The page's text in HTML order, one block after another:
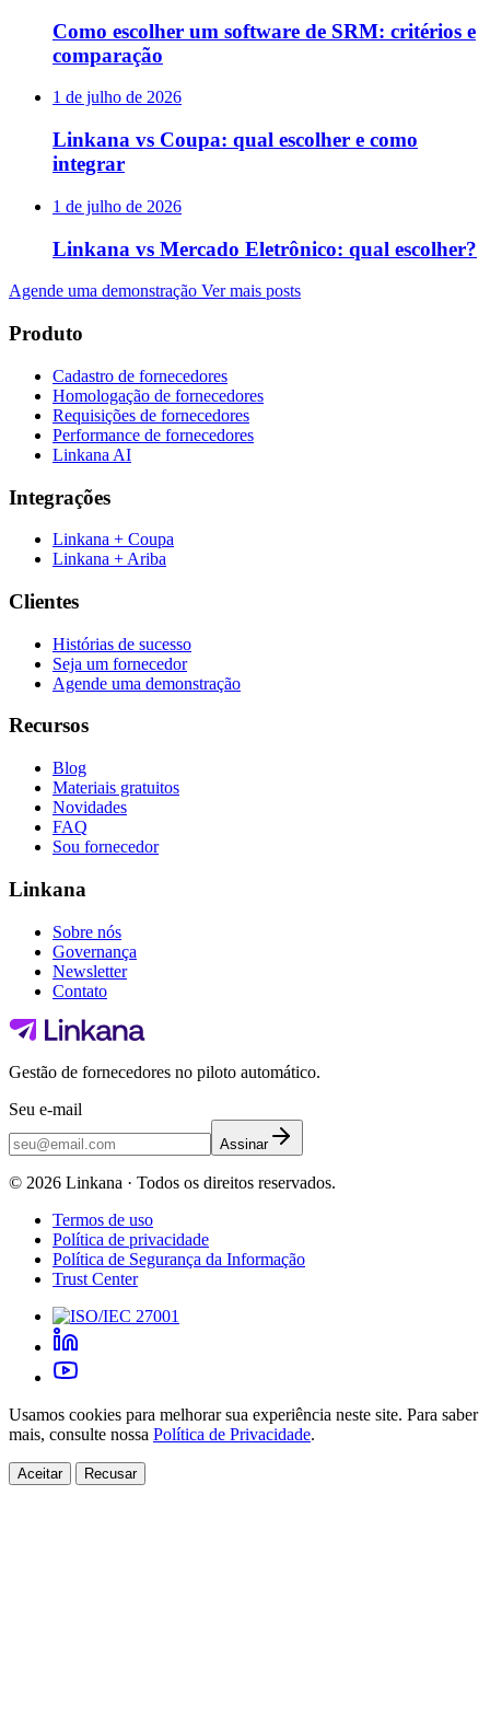
Como escolher um software de SRM: critérios e
comparação
1 de julho de 2026
Linkana vs Coupa: qual escolher e como
integrar
1 de julho de 2026
Linkana vs Mercado Eletrônico: qual escolher?
Agende uma demonstração Ver mais posts
Produto
Cadastro de fornecedores
Homologação de fornecedores
Requisições de fornecedores
Performance de fornecedores
Linkana AI
Integrações
Linkana + Coupa
Linkana + Ariba
Clientes
Histórias de sucesso
Seja um fornecedor
Agende uma demonstração
Recursos
Blog
Materiais gratuitos
Novidades
FAQ
Sou fornecedor
Linkana
Sobre nós
Governança
Newsletter
Contato
Gestão de fornecedores no piloto automático.
Seu e-mail
Assinar
© 2026 Linkana · Todos os direitos reservados.
Termos de uso
Política de privacidade
Política de Segurança da Informação
Trust Center
Usamos cookies para melhorar sua experiência neste site. Para saber
mais, consulte nossa Política de Privacidade.
Aceitar Recusar